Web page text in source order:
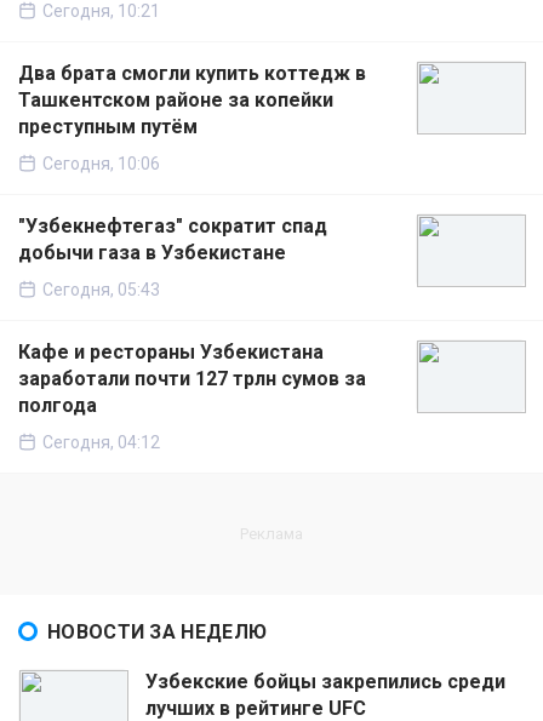
Сегодня, 10:21
Два брата смогли купить коттедж в
Ташкентском районе за копейки
преступным путём
Сегодня, 10:06
"Узбекнефтегаз" сократит спад
добычи газа в Узбекистане
Сегодня, 05:43
Кафе и рестораны Узбекистана
заработали почти 127 трлн сумов за
полгода
Сегодня, 04:12
НОВОСТИ ЗА НЕДЕЛЮ
Узбекские бойцы закрепились среди
лучших в рейтинге UFC